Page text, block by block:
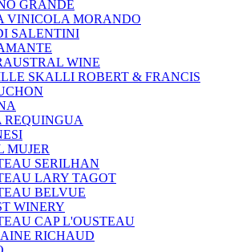
GRANDE
VINICOLA MORANDO
SALENTINI
WINE
SKALLI ROBERT & FRANCIS
REQUINGUA
MUJER
SERILHAN
LARY TAGOT
BELVUE
WINERY
CAP L'OUSTEAU
RICHAUD